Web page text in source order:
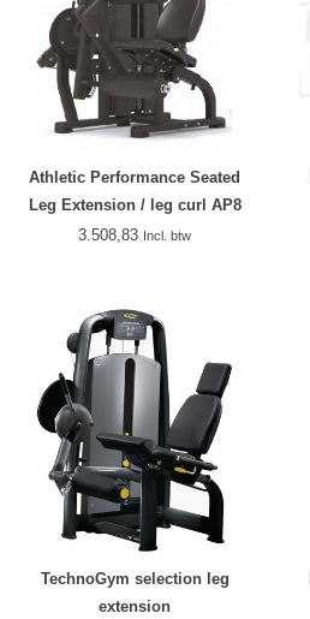
Athletic Performance Seated
Leg Extension / leg curl AP8
3.508,83 Incl. btw
TechnoGym selection leg
extension